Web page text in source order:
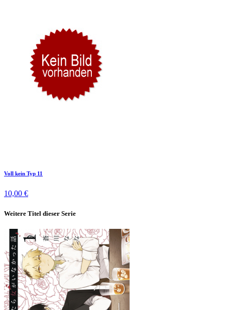
Voll kein Typ 11
10,00 €
Weitere Titel dieser Serie